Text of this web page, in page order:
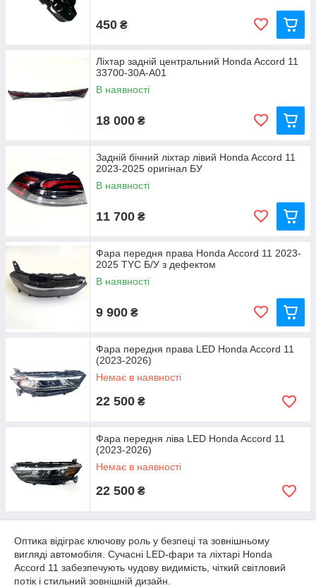
450 ₴
Ліхтар задній центральний Honda Accord 11
33700-30A-A01
В наявності
18 000 ₴
Задній бічний ліхтар лівий Honda Accord 11
2023-2025 оригінал БУ
В наявності
11 700 ₴
Фара передня права Honda Accord 11 2023-
2025 TYC Б/У з дефектом
В наявності
9 900 ₴
Фара передня права LED Honda Accord 11
(2023-2026)
Немає в наявності
22 500 ₴
Фара передня ліва LED Honda Accord 11
(2023-2026)
Немає в наявності
22 500 ₴
Оптика відіграє ключову роль у безпеці та зовнішньому
вигляді автомобіля. Сучасні LED-фари та ліхтарі Honda
Accord 11 забезпечують чудову видимість, чіткий світловий
потік і стильний зовнішній дизайн.